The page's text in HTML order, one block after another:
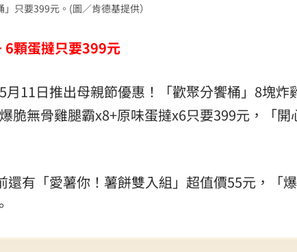
只要399元。(圖／肯德基提供）
6顆蛋撻只要399元
月11日推出母親節優惠！「歡聚分饗桶」8塊炸
爆脆無骨雞腿霸x8+原味蛋撻x6只要399元，「
還有「愛薯你！薯餅雙入組」超值價55元，「